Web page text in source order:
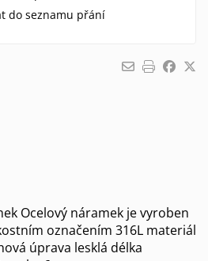
do seznamu přání
Ocelový náramek je vyroben
označením 316L materiál
úprava lesklá délka